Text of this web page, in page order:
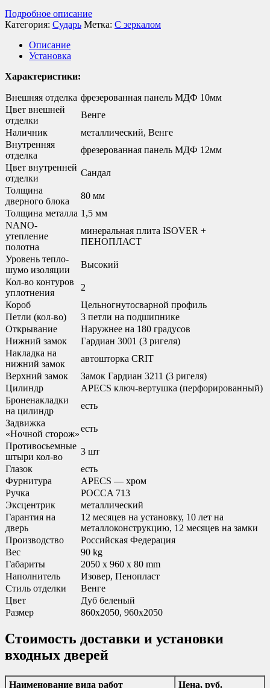
Подробное описание
Категория: Сударь Метка: С зеркалом
Описание
Установка
Характеристики:
Внешняя отделка фрезерованная панель МДФ 10мм
Цвет внешней
отделки
Венге
Наличник
металлический, Венге
Внутренняя
отделка
фрезерованная панель МДФ 12мм
Цвет внутренней
отделки
Сандал
Толщина
дверного блока
80 мм
Толщина металла 1,5 мм
NANO-
утепление
полотна
минеральная плита ISOVER +
ПЕНОПЛАСТ
Уровень тепло-
шумо изоляции
Высокий
Кол-во контуров
уплотнения
2
Короб
Цельногнутосварной профиль
Петли (кол-во)
3 петли на подшипнике
Открывание
Наружнее на 180 градусов
Нижний замок
Гардиан 3001 (3 ригеля)
Накладка на
нижний замок
автошторка CRIT
Верхний замок
Замок Гардиан 3211 (3 ригеля)
Цилиндр
APECS ключ-вертушка (перфорированный)
Броненакладки
на цилиндр
есть
Задвижка
«Ночной сторож»
есть
Противосьемные
штыри кол-во
3 шт
Глазок
есть
Фурнитура
APECS — хром
Ручка
POCCA 713
Эксцентрик
металлический
Гарантия на
дверь
12 месяцев на установку, 10 лет на
металлоконструкцию, 12 месяцев на замки
Производство
Российская Федерация
Вес
90 kg
Габариты
2050 x 960 x 80 mm
Наполнитель
Изовер, Пенопласт
Стиль отделки
Венге
Цвет
Дуб беленый
Размер
860х2050, 960х2050
Стоимость доставки и установки
входных дверей
Наименование вида работ Цена, руб.